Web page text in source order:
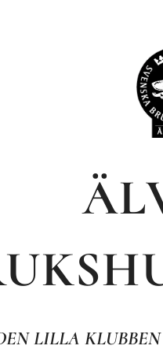
LILLA